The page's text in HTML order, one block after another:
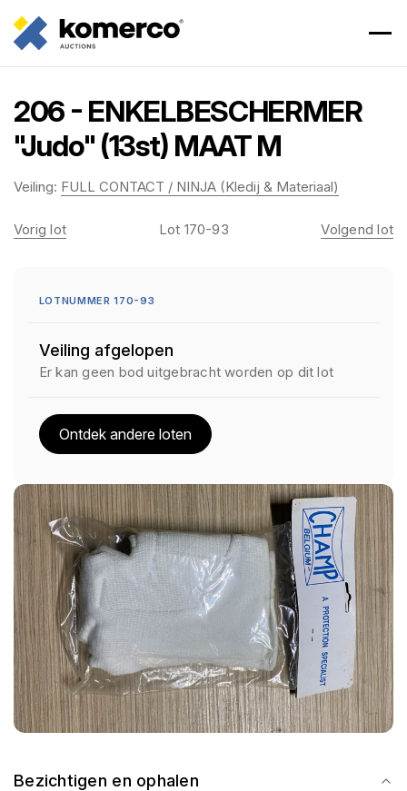
206 - ENKELBESCHERMER
"Judo" (13st) MAAT M
Veiling: FULL CONTACT / NINJA (Kledij & Materiaal)
Bezichtigen en ophalen
Vorig lot Lot 170-93 Volgend lot
LOTNUMMER 170-93
Veiling afgelopen
Er kan geen bod uitgebracht worden op dit lot
Ontdek andere loten